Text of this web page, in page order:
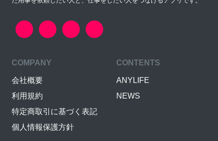
COMPANY
会社概要
利用規約
特定商取引に基づく表記
個人情報保護方針
CONTENTS
ANYLIFE
NEWS